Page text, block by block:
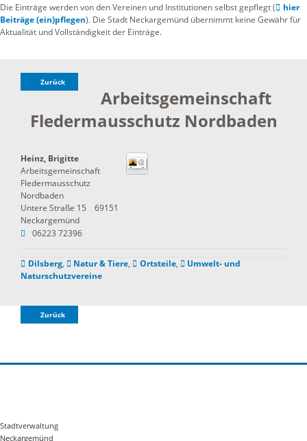
Die Einträge werden von den Vereinen und Institutionen selbst gepflegt (
hier
Beiträge (ein)pflegen). Die Stadt Neckargemünd übernimmt keine Gewähr für
Aktualität und Vollständigkeit der Einträge.
Zurück
Arbeitsgemeinschaft
Fledermausschutz Nordbaden
Heinz, Brigitte
Arbeitsgemeinschaft
Fledermausschutz
Nordbaden
Untere Straße 15
69151
Neckargemünd
06223 72396
Dilsberg, Natur & Tiere, Ortsteile,
Umwelt- und
Naturschutzvereine
Zurück
Stadtverwaltung
Neckargemünd